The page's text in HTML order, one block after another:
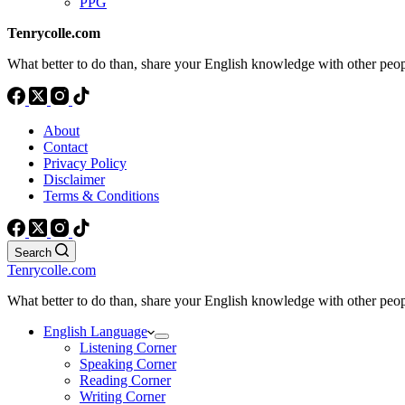
Tenrycolle.com
What better to do than, share your English knowledge with other
About
Contact
Privacy Policy
Disclaimer
Terms & Conditions
Search
Tenrycolle.com
What better to do than, share your English knowledge with other
English Language
Listening Corner
Speaking Corner
Reading Corner
Writing Corner